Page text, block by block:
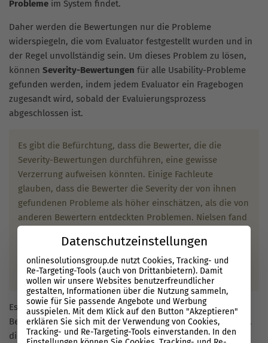
Probleme im System findet.
Daher werden die Bewertungen nur die Probleme
widerspiegeln, die vom Evaluator festgestellt wurden und in
der Regel unvollständig sein. Um dieses Problem zu lösen,
können Severity-Bewertungen für alle Usability-Probleme
gefunden werden, indem jedem Evaluator ein Fragebogen
zugesandt wird, sobald der Evaluierungsprozess
abgeschlossen ist.
Es gibt die Befürchtung, dass die Bewerter, die die
Severity-Bewertungen durchführen, eine gewisse
Verzerrung aufweisen könnten. Einige Fachleute
glauben, dass die Bewerter die Severity der von ihnen
gefundenen Probleme als höher einschätzen, als die von
anderen Bewertern entdeckten Problemen. Nielsen fand
Usability-Problems durch einenEvaluatorim
Wesentlichen unabhängig davon ist, ob der Evaluator
dieses Problem gefunden hatte.
Es gibt einepositive Korrelationzwischen den Severity-
Bewertungen der Bewerter und der Anzahl der Evaluatoren,
die jedes Problem gefunden haben. Dieser Zusammenhang
Datenschutzeinstellungen
onlinesolutionsgroup.de nutzt Cookies, Tracking- und
Re-Targeting-Tools (auch von Drittanbietern). Damit
wollen wir unsere Websites benutzerfreundlicher
gestalten, Informationen über die Nutzung sammeln,
sowie für Sie passende Angebote und Werbung
ausspielen. Mit dem Klick auf den Button "Akzeptieren"
erklären Sie sich mit der Verwendung von Cookies,
Tracking- und Re-Targeting-Tools einverstanden. In den